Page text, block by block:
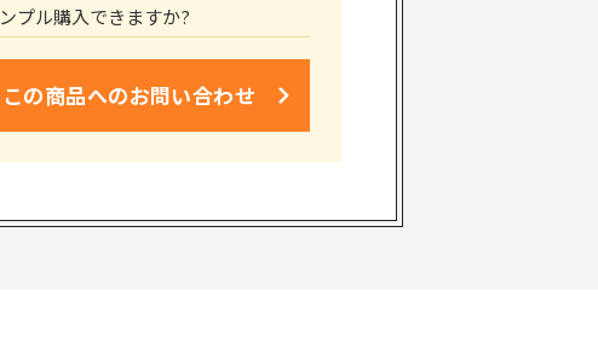
プル購入できますか?
この商品へのお問い合わせ